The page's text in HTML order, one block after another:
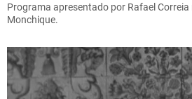
Programa apresentado por Rafael Correia
Monchique.